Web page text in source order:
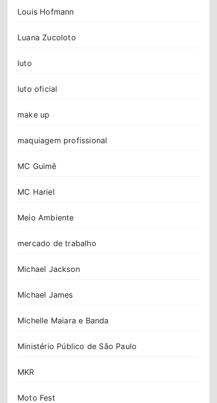
Louis Hofmann
Luana Zucoloto
luto
luto oficial
make up
maquiagem profissional
MC Guimê
MC Hariel
Meio Ambiente
mercado de trabalho
Michael Jackson
Michael James
Michelle Maiara e Banda
Ministério Público de São Paulo
MKR
Moto Fest